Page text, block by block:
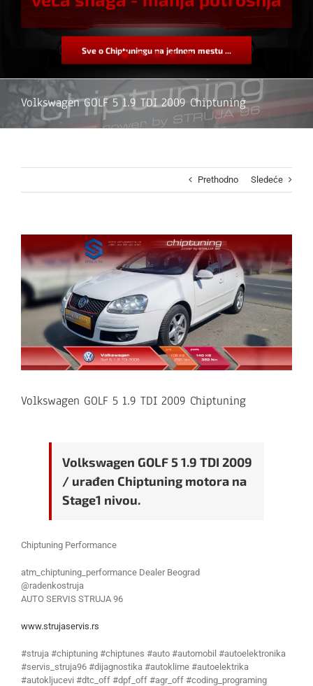
Sve o Chiptuningu na jednom mestu ...
Volkswagen GOLF 5 1.9 TDI 2009 Chiptuning
Prethodno Sledeće
Volkswagen GOLF 5 1.9 TDI 2009 Chiptuning
Volkswagen GOLF 5 1.9 TDI 2009
/ urađen Chiptuning motora na
Stage1 nivou.
Chiptuning Performance
atm_chiptuning_performance Dealer Beograd
@radenkostruja
AUTO SERVIS STRUJA 96
www.strujaservis.rs
#struja #chiptuning #chiptunes #auto #automobil #autoelektronika
#servis_struja96 #dijagnostika #autoklime #autoelektrika
#autokljucevi #dtc_off #dpf_off #agr_off #coding_programing